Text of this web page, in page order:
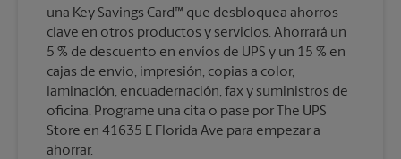
una Key Savings Card™ que desbloquea ahorros
clave en otros productos y servicios. Ahorrará un
5 % de descuento en envíos de UPS y un 15 % en
cajas de envío, impresión, copias a color,
laminación, encuadernación, fax y suministros de
oficina. Programe una cita o pase por The UPS
Store en 41635 E Florida Ave para empezar a
ahorrar.